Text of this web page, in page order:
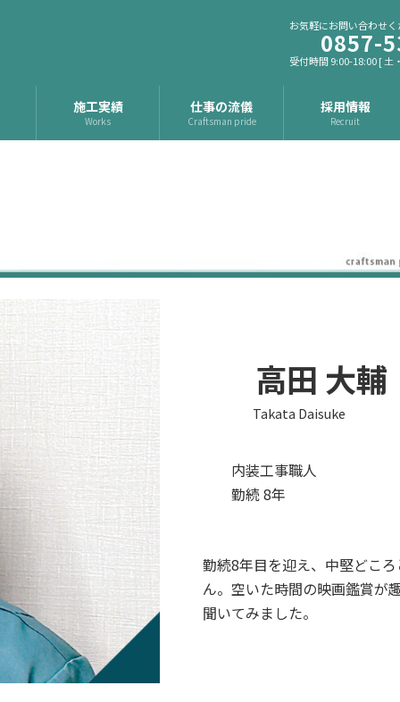
お気軽にお問い合わせく
0857-
受付時間 9:00-18:00 [ 土
施工実績
Works
仕事の流儀
Craftsman pride
採用情報
Recruit
高田 大輔
Takata Daisuke
内装工事職人
勤続 8年
勤続8年目を迎え、中堅どこ
ん。空いた時間の映画鑑賞が
聞いてみました。